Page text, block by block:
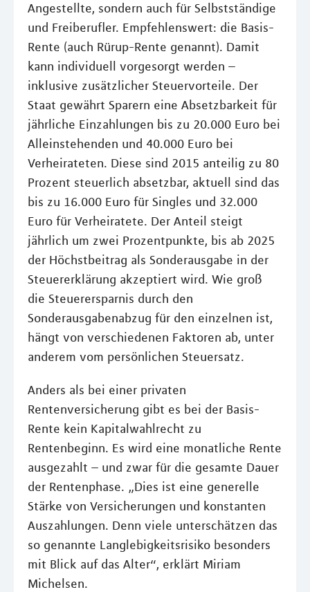
Angestellte, sondern auch für Selbstständige
und Freiberufler. Empfehlenswert: die Basis-
Rente (auch Rürup-Rente genannt). Damit
kann individuell vorgesorgt werden –
inklusive zusätzlicher Steuervorteile. Der
Staat gewährt Sparern eine Absetzbarkeit für
jährliche Einzahlungen bis zu 20.000 Euro bei
Alleinstehenden und 40.000 Euro bei
Verheirateten. Diese sind 2015 anteilig zu 80
Prozent steuerlich absetzbar, aktuell sind das
bis zu 16.000 Euro für Singles und 32.000
Euro für Verheiratete. Der Anteil steigt
jährlich um zwei Prozentpunkte, bis ab 2025
der Höchstbeitrag als Sonderausgabe in der
Steuererklärung akzeptiert wird. Wie groß
die Steuerersparnis durch den
Sonderausgabenabzug für den einzelnen ist,
hängt von verschiedenen Faktoren ab, unter
anderem vom persönlichen Steuersatz.
Anders als bei einer privaten
Rentenversicherung gibt es bei der Basis-
Rente kein Kapitalwahlrecht zu
Rentenbeginn. Es wird eine monatliche Rente
ausgezahlt – und zwar für die gesamte Dauer
der Rentenphase. „Dies ist eine generelle
Stärke von Versicherungen und konstanten
Auszahlungen. Denn viele unterschätzen das
so genannte Langlebigkeitsrisiko besonders
mit Blick auf das Alter“, erklärt Miriam
Michelsen.